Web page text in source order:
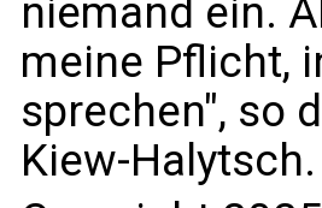
niemand ein.
meine Pflicht,
sprechen", so
Kiew-Halytsch.